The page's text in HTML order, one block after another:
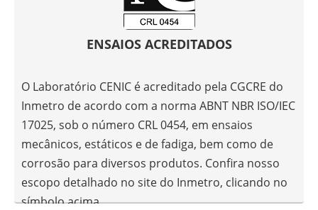
ENSAIOS ACREDITADOS
O Laboratório CENIC é acreditado pela CGCRE do
Inmetro de acordo com a norma ABNT NBR ISO/IEC
17025, sob o número CRL 0454, em ensaios
mecânicos, estáticos e de fadiga, bem como de
corrosão para diversos produtos. Confira nosso
escopo detalhado no site do Inmetro, clicando no
símbolo acima.